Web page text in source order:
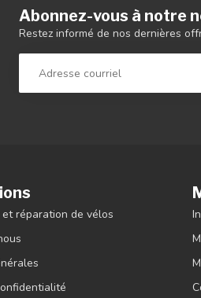
Abonnez-vous à notre
Restez informé de nos dernières
réparation de vélos